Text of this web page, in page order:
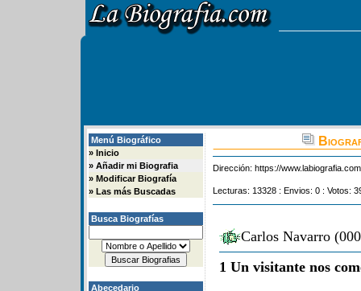
Menú Biográfico
» Inicio
» Añadir mi Biografia
» Modificar Biografía
» Las más Buscadas
Busca Biografías
Abecedario
Dirección: https://
Lecturas: 13328 : Envios: 0 : Votos:
Carlos Navarro
1 Un visitante nos